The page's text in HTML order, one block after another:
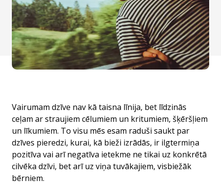
Vairumam dzīve nav kā taisna līnija, bet līdzinās
ceļam ar straujiem cēlumiem un kritumiem, šķēršļiem
un līkumiem. To visu mēs esam raduši saukt par
dzīves pieredzi, kurai, kā bieži izrādās, ir ilgtermiņa
pozitīva vai arī negatīva ietekme ne tikai uz konkrētā
cilvēka dzīvi, bet arī uz viņa tuvākajiem, visbiežāk
bērniem.